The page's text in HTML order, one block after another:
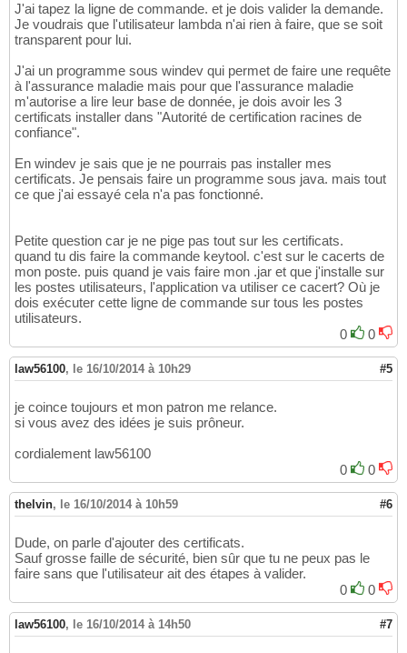
J'ai tapez la ligne de commande. et je dois valider la demande.
Je voudrais que l'utilisateur lambda n'ai rien à faire, que se soit
transparent pour lui.
J'ai un programme sous windev qui permet de faire une requête
à l'assurance maladie mais pour que l'assurance maladie
m'autorise a lire leur base de donnée, je dois avoir les 3
certificats installer dans "Autorité de certification racines de
confiance".
En windev je sais que je ne pourrais pas installer mes
certificats. Je pensais faire un programme sous java. mais tout
ce que j'ai essayé cela n'a pas fonctionné.
Petite question car je ne pige pas tout sur les certificats.
quand tu dis faire la commande keytool. c'est sur le cacerts de
mon poste. puis quand je vais faire mon .jar et que j'installe sur
les postes utilisateurs, l'application va utiliser ce cacert? Où je
dois exécuter cette ligne de commande sur tous les postes
utilisateurs.
0
0
law56100, le 16/10/2014 à 10h29 #5
je coince toujours et mon patron me relance.
si vous avez des idées je suis prôneur.
cordialement law56100
0
0
thelvin, le 16/10/2014 à 10h59 #6
Dude, on parle d'ajouter des certificats.
Sauf grosse faille de sécurité, bien sûr que tu ne peux pas le
faire sans que l'utilisateur ait des étapes à valider.
0
0
law56100, le 16/10/2014 à 14h50 #7